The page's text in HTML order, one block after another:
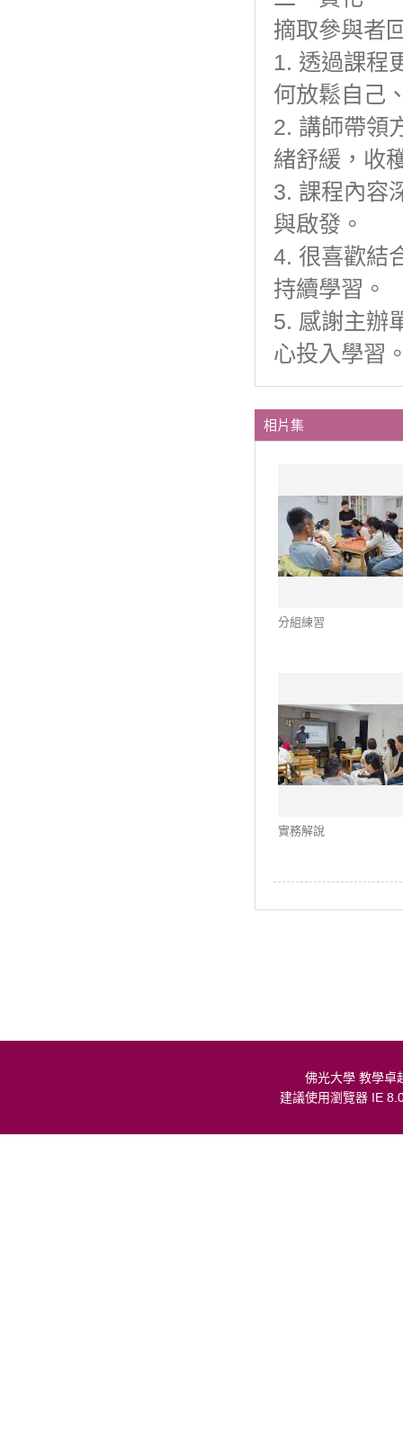
摘取參與者
1. 透過課程
何放鬆自己
2. 講師帶領
緒舒緩，收
3. 課程內容
與啟發。
4. 很喜歡結
持續學習。
5. 感謝主辦
心投入學習
相片集
分組練習
實務解說
佛光大學 教學
建議使用瀏覽器 IE